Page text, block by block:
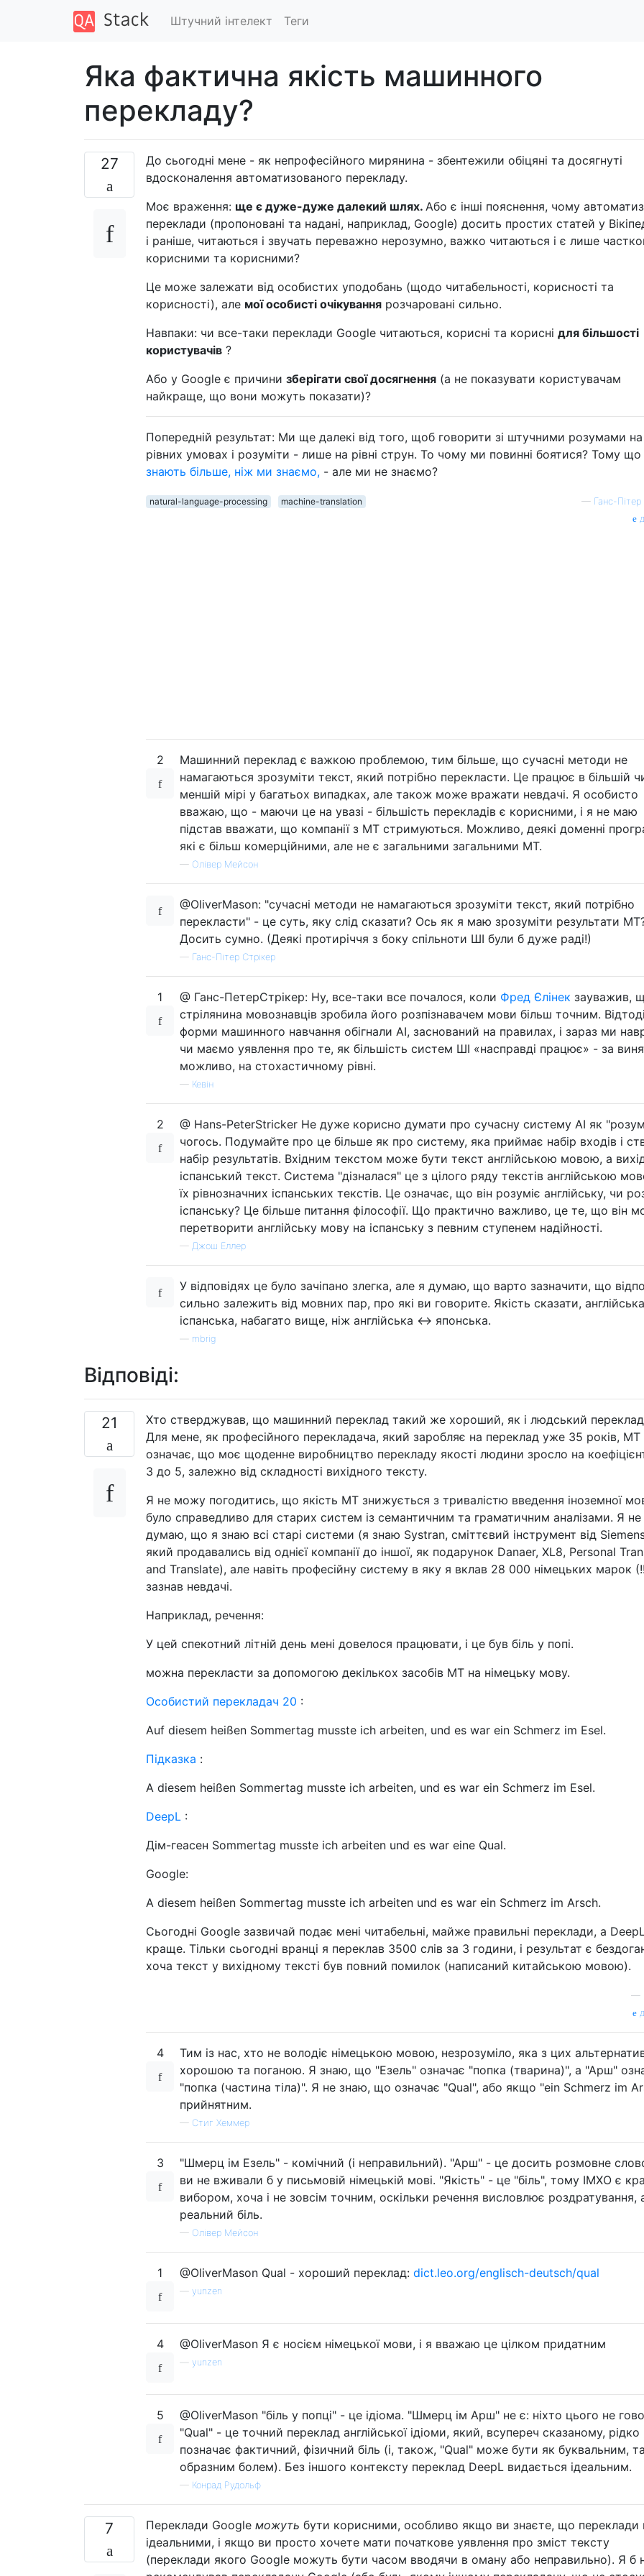
Штучний інтелект Теги
Яка фактична якість машинного
перекладу?
27
До сьогодні мене - як непрофесійного мирянина - збентежили обіцяні та досягнуті
вдосконалення автоматизованого перекладу.
Моє враження: ще є дуже-дуже далекий шлях. Або є інші пояснення, чому
переклади (пропоновані та надані, наприклад, Google) досить простих статей у
і раніше, читаються і звучать переважно нерозумно, важко читаються і є лише
корисними та корисними?
Це може залежати від особистих уподобань (щодо читабельності, корисності та
корисності), але мої особисті очікування розчаровані сильно.
Навпаки: чи все-таки переклади Google читаються, корисні та корисні для більшості
користувачів ?
Або у Google є причини зберігати свої досягнення (а не показувати користувачам
найкраще, що вони можуть показати)?
Попередній результат: Ми ще далекі від того, щоб говорити зі штучними розумами на
рівних умовах і розуміти - лише на рівні струн. То чому ми повинні боятися? Тому що
знають більше, ніж ми знаємо, - але ми не знаємо?
natural-language-processing machine-translation — Ганс-Пітер
2
Машинний переклад є важкою проблемою, тим більше, що сучасні методи не
намагаються зрозуміти текст, який потрібно перекласти. Це працює в більшій
меншій мірі у багатьох випадках, але також може вражати невдачі. Я особисто
вважаю, що - маючи це на увазі - більшість перекладів є корисними, і я не маю
підстав вважати, що компанії з МТ стримуються. Можливо, деякі доменні
які є більш комерційними, але не є загальними загальними MT.
— Олівер Мейсон
@OliverMason: "сучасні методи не намагаються зрозуміти текст, який потрібно
перекласти" - це суть, яку слід сказати? Ось як я маю зрозуміти результати
Досить сумно. (Деякі протиріччя з боку спільноти ШІ були б дуже раді!)
— Ганс-Пітер Стрікер
1 @ Ганс-ПетерСтрікер: Ну, все-таки все почалося, коли Фред Єлінек зауважив,
стрілянина мовознавців зробила його розпізнавачем мови більш точним. Відтоді
форми машинного навчання обігнали AI, заснований на правилах, і зараз ми
чи маємо уявлення про те, як більшість систем ШІ «насправді працює» - за
можливо, на стохастичному рівні.
— Кевін
2
@ Hans-PeterStricker Не дуже корисно думати про сучасну систему AI як
чогось. Подумайте про це більше як про систему, яка приймає набір входів і
набір результатів. Вхідним текстом може бути текст англійською мовою, а
іспанський текст. Система "дізналася" це з цілого ряду текстів англійською
їх рівнозначних іспанських текстів. Це означає, що він розуміє англійську, чи
іспанську? Це більше питання філософії. Що практично важливо, це те, що він
перетворити англійську мову на іспанську з певним ступенем надійності.
— Джош Еллер
У відповідях це було зачіпано злегка, але я думаю, що варто зазначити, що
сильно залежить від мовних пар, про які ви говорите. Якість сказати,
іспанська, набагато вище, ніж англійська <-> японська.
mbrig
Відповіді:
21
Хто стверджував, що машинний переклад такий же хороший, як і людський
Для мене, як професійного перекладача, який заробляє на переклад уже 35 років, MT
означає, що моє щоденне виробництво перекладу якості людини зросло на
3 до 5, залежно від складності вихідного тексту.
Я не можу погодитись, що якість MT знижується з тривалістю введення іноземної
було справедливо для старих систем із семантичним та граматичним аналізами. Я не
думаю, що я знаю всі старі системи (я знаю Systran, сміттєвий інструмент від
який продавались від однієї компанії до іншої, як подарунок Danaer, XL8, Personal
and Translate), але навіть професійну систему в яку я вклав 28 000 німецьких марок
зазнав невдачі.
Наприклад, речення:
У цей спекотний літній день мені довелося працювати, і це був біль у попі.
можна перекласти за допомогою декількох засобів МТ на німецьку мову.
Особистий перекладач 20 :
Auf diesem heißen Sommertag musste ich arbeiten, und es war ein Schmerz im Esel.
Підказка :
A diesem heißen Sommertag musste ich arbeiten, und es war ein Schmerz im Esel.
DeepL :
Дім-геасен Sommertag musste ich arbeiten und es war eine Qual.
Google:
A diesem heißen Sommertag musste ich arbeiten und es war ein Schmerz im Arsch.
Сьогодні Google зазвичай подає мені читабельні, майже правильні переклади, а
краще. Тільки сьогодні вранці я переклав 3500 слів за 3 години, і результат є
хоча текст у вихідному тексті був повний помилок (написаний китайською мовою).
—
4
Тим із нас, хто не володіє німецькою мовою, незрозуміло, яка з цих
хорошою та поганою. Я знаю, що "Езель" означає "попка (тварина)", а "Арш"
"попка (частина тіла)". Я не знаю, що означає "Qual", або якщо "ein Schmerz im
прийнятним.
— Стиг Хеммер
3
"Шмерц ім Езель" - комічний (і неправильний). "Арш" - це досить розмовне
ви не вживали б у письмовій німецькій мові. "Якість" - це "біль", тому ІМХО є
вибором, хоча і не зовсім точним, оскільки речення висловлює роздратування,
реальний біль.
— Олівер Мейсон
1 @OliverMason Qual - хороший переклад: dict.leo.org/englisch-deutsch/qual
yunzen
4 @OliverMason Я є носієм німецької мови, і я вважаю це цілком придатним
yunzen
5
@OliverMason "біль у попці" - це ідіома. "Шмерц ім Арш" не є: ніхто цього не
"Qual" - це точний переклад англійської ідіоми, який, всупереч сказаному, рідко
позначає фактичний, фізичний біль (і, також, "Qual" може бути як буквальним,
образним болем). Без іншого контексту переклад DeepL видається ідеальним.
— Конрад Рудольф
7 Переклади Google можуть бути корисними, особливо якщо ви знаєте, що переклади
ідеальними, і якщо ви просто хочете мати початкове уявлення про зміст тексту
(переклади якого Google можуть бути часом вводячи в оману або неправильно). Я б